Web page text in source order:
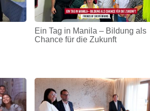
Ein Tag in Manila – Bildung als
Chance für die Zukunft